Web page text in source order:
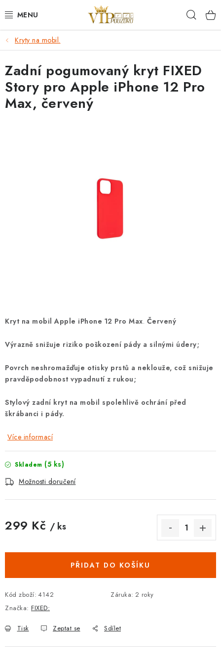
na
KRYTY NA MOBIL.
OCHRANA DISPLEJE - SKLO A FÓLIE
KABELY A NABÍJEČKY
OCHRANA OSOBNÍCH ÚDAJŮ
HODNOCENÍ OBCHODU
VRÁCENÍ ZBOŽÍ A REKLAMACE
Jak nakupovat
Obchodní podmínky
Ochrana osobních údajů
Doprava a platba
Kryty na mobil.
Kryt na mobil Apple iPhone 12 Pro Max. Červený
Výrazně snižuje riziko poškození pády a silnými údery;
Povrch neshromažďuje otisky prstů a neklouže, což snižuje
pravděpodobnost vypadnutí z rukou;
Stylový zadní kryt na mobil spolehlivě ochrání před
škrábanci i pády.
Více informací
Skladem (5 ks)
Možnosti doručení
299 Kč / ks
PŘIDAT DO KOŠÍKU
Kód zboží: 4142 Záruka: 2 roky
Značka: FIXED:
Tisk Zeptat se Sdílet
Zadní pogumovaný kryt FIXED
Story pro Apple iPhone 12 Pro
Max, červený